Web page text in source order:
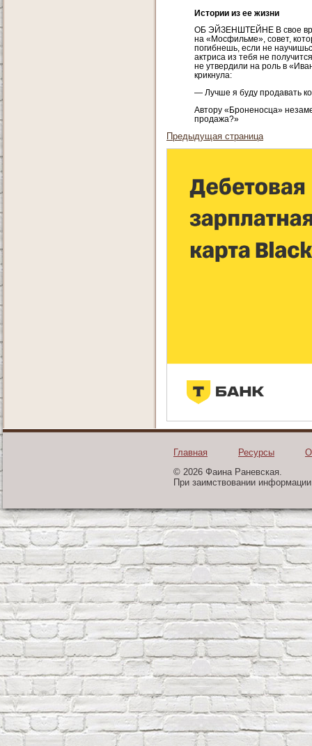
Истории из ее жизни
ОБ ЭЙЗЕНШТЕЙНЕ В свое
на «Мосфильме», совет,
погибнешь, если не
актриса из тебя не
не утвердили на роль в
крикнула:
— Лучше я буду продавать
Автору «Броненосца»
продажа?»
Предыдущая страница
Главная Ресурсы
© 2026 Фаина Раневская.
При заимствовании